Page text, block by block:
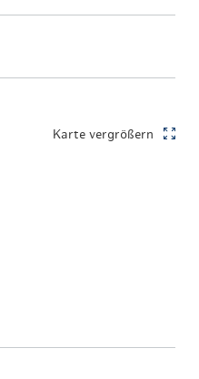
Karte vergrößern